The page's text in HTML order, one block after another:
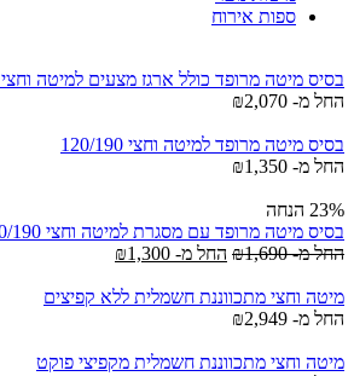
ספות אירוח
בסיס מיטה מרופד כולל ארגז מצעים למיטה וחצי 120/190
החל מ-
₪2,070
בסיס מיטה מרופד למיטה וחצי 120/190
החל מ-
₪1,350
23% הנחה
בסיס מיטה מרופד עם מסגרת למיטה וחצי 120/190
החל מ-
₪1,690 החל מ- ₪1,300
מיטה וחצי מתכווננת חשמלית ללא קפיצים
החל מ-
₪2,949
מיטה וחצי מתכווננת חשמלית מקפיצי פוקט